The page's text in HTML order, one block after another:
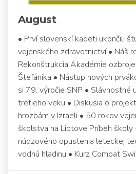
August
• Prví slovenskí kadeti ukončili
vojenského zdravotnictví • Náš
Rekonštrukcia Akadémie
Štefánika • Nástup nových
si 79. výročie SNP • Slávnostné
tretieho veku • Diskusia o
hrozbám v Izraeli • 50 rokov
školstva na Liptove Príbeh školy
núdzového opustenia leteckej
vodnú hladinu • Kurz Combat